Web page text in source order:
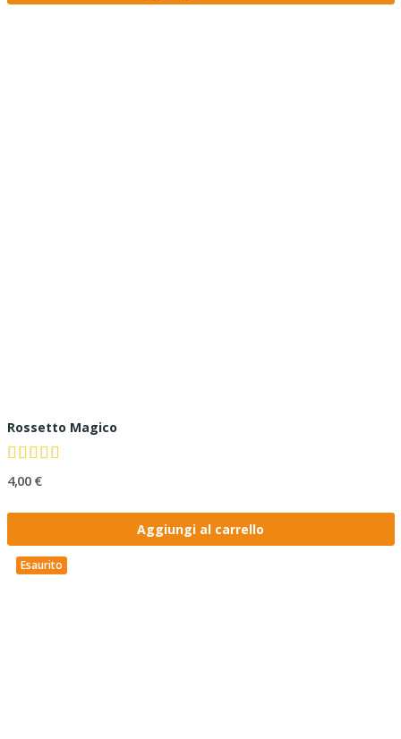
Rossetto Magico
4,00 €
Aggiungi al carrello
Esaurito